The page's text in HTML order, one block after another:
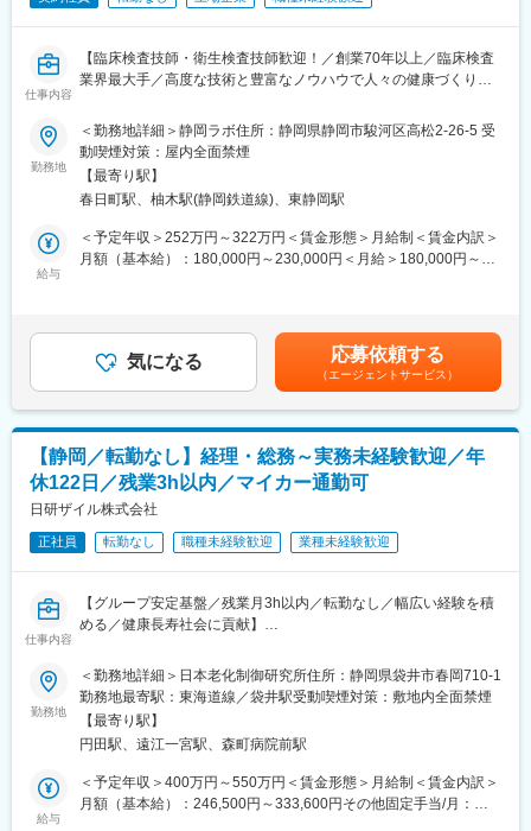
【戦略・ビジョン】
最先端の製品で、『最優』の成果をつくる。世界に存在感を示す
製薬会社になることが私たちのめざす未来です。日本・アメリ
カ・カナダにおいて共同開発された日本初外用爪白癬治療剤「ク
レナフィン」を、現在はアジアを中心に海外展開しています。
変更の範囲：会社の定める業務
仕事内容
【臨床検査技師・衛生検査技師歓迎！／創業70年以上／臨床検査
業界最大手／高度な技術と豊富なノウハウで人々の健康づくりに
■業務内容：
営業所に常駐していただき、医療機関から回収した検体を仕分け
や管理を行っていただきます。
・検体の血清分離および仕分け管理
・関係書類のチェック、管理
・検体集荷業務のサポート
■働き方：
残業はほぼありませんので定時帰り可能！
GW・年末年始はお休み、夏季休暇も毎年5日付与しますのでワー
クライフバランスも充実！
（日祝休み／土曜はシフトで回して勤務いただきます。土曜出社
分は平日にお休みを取っていただきます。）
■組織構成：
営業所には24名在籍しており、20代～50代の幅広い方々がいらっ
しゃいます。
管理を行うのは1名になりますが、集配や営業の方とコミュニケー
ションをとりながら業務を進めていただきます。
■教育体制：
OJTとして先輩社員に指導いただきます。独り立ちが可能になる
まで、個人のペースに合わせて指導をいたしますので、未経験の
方もご安心ください。
■この仕事のメリット：
勤務地
＜勤務地詳細＞静岡ラボ住所：静岡県静岡市駿河区高松2-26-5 受
動喫煙対策：屋内全面禁煙
【最寄り駅】
春日町駅、柚木駅(静岡鉄道線)、東静岡駅
給与
＜予定年収＞252万円～322万円＜賃金形態＞月給制＜賃金内訳＞
月額（基本給）：180,000円～230,000円＜月給＞180,000円～
す。月給(月額)は固定手当を含めた表記です。
気になる 応募依頼する
（エージェントサービス）
【静岡／転勤なし】経理・総務～実務未経験歓迎／年
休122日／残業3h以内／マイカー通勤可
日研ザイル株式会社
正社員 転勤なし 職種未経験歓迎 業種未経験歓迎
仕事内容
【グループ安定基盤／残業月3h以内／転勤なし／幅広い経験を積
める／健康長寿社会に貢献】
アンテスグループの一員として研究・生活関連事業を展開。安定
基盤のもと残業月3時間以内と働きやすさ抜群。経理×総務の幅広
い経験を通じてキャリアを磨き、研究活動を支えるバックオフィ
ス業務に挑戦できます。
■業務内容：
本ポジションは研究所と本社をつなぎ、経理・総務全般を担当い
勤務地
＜勤務地詳細＞日本老化制御研究所住所：静岡県袋井市春岡710-1
勤務地最寄駅：東海道線／袋井駅受動喫煙対策：敷地内全面禁煙
【最寄り駅】
円田駅、遠江一宮駅、森町病院前駅
給与
＜予定年収＞400万円～550万円＜賃金形態＞月給制＜賃金内訳＞
月額（基本給）：246,500円～333,600円その他固定手当/月：